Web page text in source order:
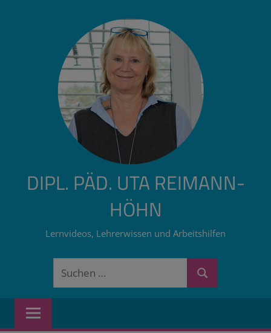
DIPL. PÄD. UTA REIMANN-
HÖHN
Lernvideos, Lehrerwissen und Arbeitshilfen
Suchen
Suchen